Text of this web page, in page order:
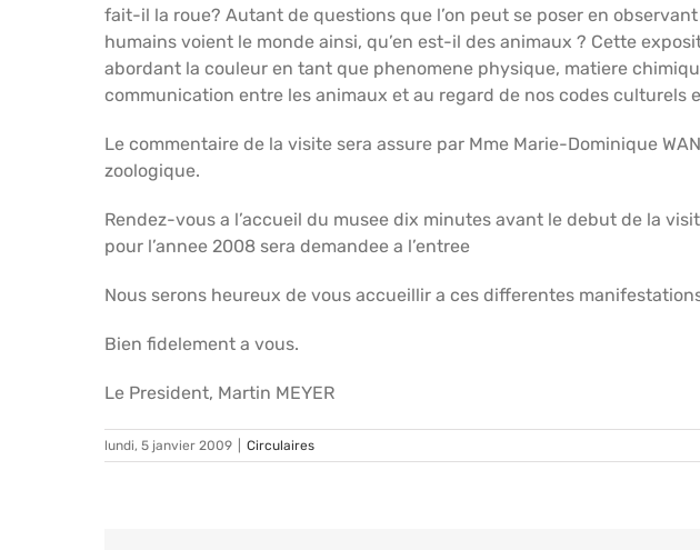
fait-il la roue? Autant de questions que l’on peut se poser en
humains voient le monde ainsi, qu’en est-il des animaux ? Cette
abordant la couleur en tant que phenomene physique, matiere
communication entre les animaux et au regard de nos codes culturels
Le commentaire de la visite sera assure par Mme Marie-Dominique
zoologique.
Rendez-vous a l’accueil du musee dix minutes avant le debut de la
pour l’annee 2008 sera demandee a l’entree
Nous serons heureux de vous accueillir a ces differentes
Bien fidelement a vous.
Le President, Martin MEYER
lundi, 5 janvier 2009 Circulaires